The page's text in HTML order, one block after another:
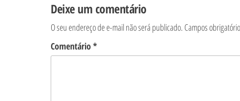
Deixe um comentário
O seu endereço de e-mail não será publicado. Campos
Comentário*